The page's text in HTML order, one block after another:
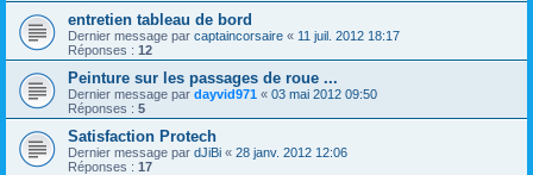
entretien tableau de bord
Dernier message par captaincorsaire « 11 juil. 2012 18:17
Réponses : 12
Peinture sur les passages de roue ...
Dernier message par dayvid971 « 03 mai 2012 09:50
Réponses : 5
Satisfaction Protech
Dernier message par dJiBi « 28 janv. 2012 12:06
Réponses : 17